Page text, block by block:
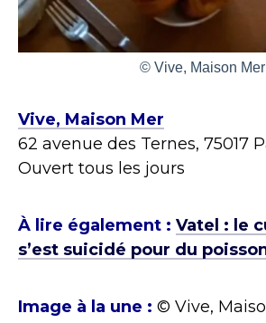
© Vive, Maison Mer
Vive, Maison Mer
62 avenue des Ternes, 75017
Ouvert tous les jours
À lire également : Vatel : le
s’est suicidé pour du
Image à la une : © Vive,